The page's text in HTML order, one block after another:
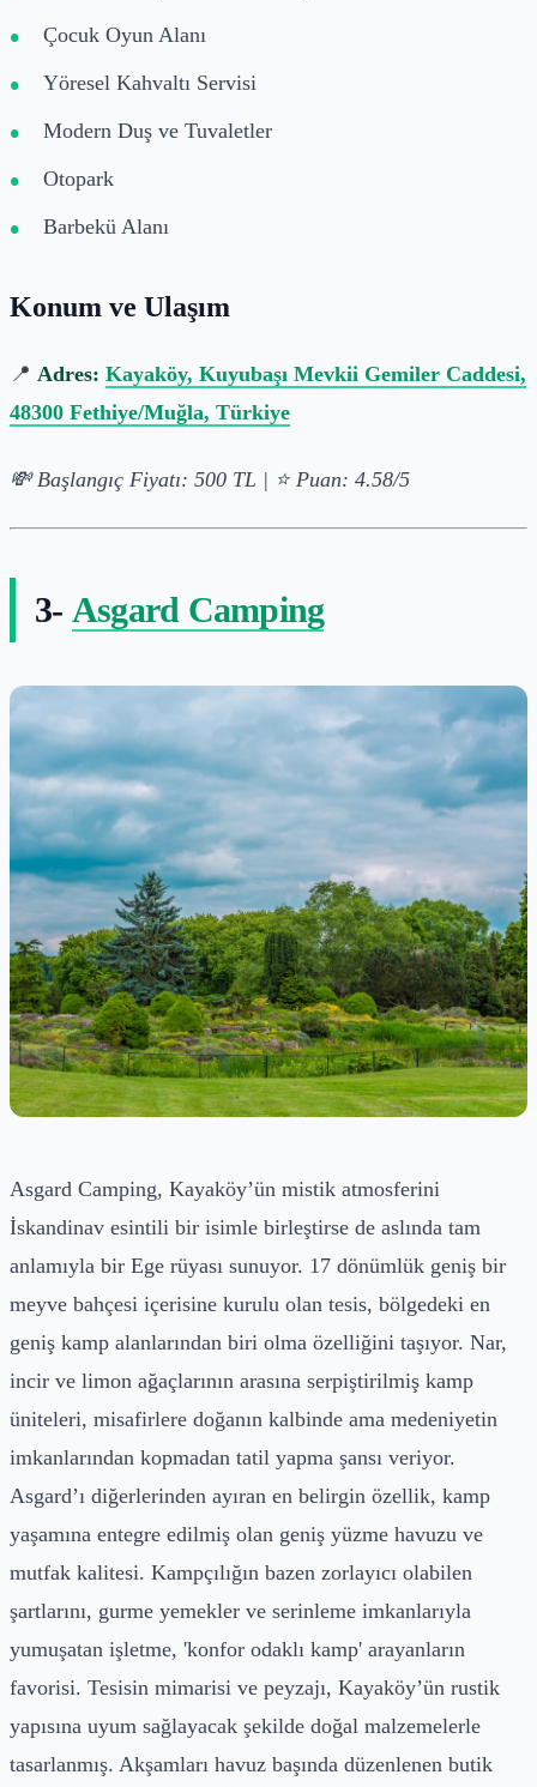
Çocuk Oyun Alanı
Yöresel Kahvaltı Servisi
Modern Duş ve Tuvaletler
Otopark
Barbekü Alanı
Konum ve Ulaşım
📍 Adres: Kayaköy, Kuyubaşı Mevkii Gemiler Caddesi,
48300 Fethiye/Muğla, Türkiye
💸 Başlangıç Fiyatı: 500 TL | ⭐ Puan: 4.58/5
3- Asgard Camping
Asgard Camping, Kayaköy’ün mistik atmosferini
İskandinav esintili bir isimle birleştirse de aslında tam
anlamıyla bir Ege rüyası sunuyor. 17 dönümlük geniş bir
meyve bahçesi içerisine kurulu olan tesis, bölgedeki en
geniş kamp alanlarından biri olma özelliğini taşıyor. Nar,
incir ve limon ağaçlarının arasına serpiştirilmiş kamp
üniteleri, misafirlere doğanın kalbinde ama medeniyetin
imkanlarından kopmadan tatil yapma şansı veriyor.
Asgard’ı diğerlerinden ayıran en belirgin özellik, kamp
yaşamına entegre edilmiş olan geniş yüzme havuzu ve
mutfak kalitesi. Kampçılığın bazen zorlayıcı olabilen
şartlarını, gurme yemekler ve serinleme imkanlarıyla
yumuşatan işletme, 'konfor odaklı kamp' arayanların
favorisi. Tesisin mimarisi ve peyzajı, Kayaköy’ün rustik
yapısına uyum sağlayacak şekilde doğal malzemelerle
tasarlanmış. Akşamları havuz başında düzenlenen butik